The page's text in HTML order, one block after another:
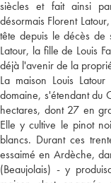
siècles et fait ainsi
désormais Florent
tête depuis le décès de
Latour, la fille de Louis
déjà l'avenir de la
La maison Louis
domaine, s'étendant du
hectares, dont 27 en
Elle y cultive le pinot
blancs. Durant ces
essaimé en Ardèche,
(Beaujolais) - y